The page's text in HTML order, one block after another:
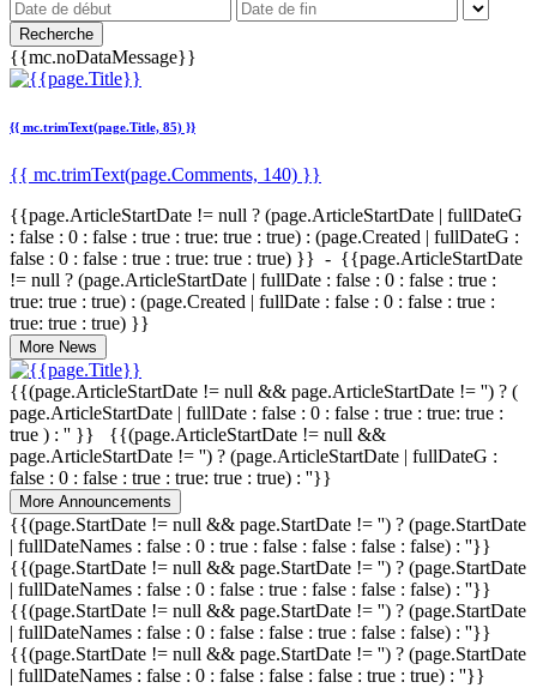
Recherche
{{mc.noDataMessage}}
{{ mc.trimText(page.Title, 85) }}
{{ mc.trimText(page.Comments, 140) }}
{{page.ArticleStartDate != null ? (page.ArticleStartDate | fullDateG
: false : 0 : false : true : true: true : true) : (page.Created | fullDateG :
false : 0 : false : true : true: true : true) }} - {{page.ArticleStartDate
!= null ? (page.ArticleStartDate | fullDate : false : 0 : false : true :
true: true : true) : (page.Created | fullDate : false : 0 : false : true :
true: true : true) }}
More News
{{(page.ArticleStartDate != null && page.ArticleStartDate != '') ? (
page.ArticleStartDate | fullDate : false : 0 : false : true : true: true :
true ) : '' }} {{(page.ArticleStartDate != null &&
page.ArticleStartDate != '') ? (page.ArticleStartDate | fullDateG :
false : 0 : false : true : true: true : true) : ''}}
More Announcements
{{(page.StartDate != null && page.StartDate != '') ? (page.StartDate
| fullDateNames : false : 0 : true : false : false : false : false) : ''}}
{{(page.StartDate != null && page.StartDate != '') ? (page.StartDate
| fullDateNames : false : 0 : false : true : false : false : false) : ''}}
{{(page.StartDate != null && page.StartDate != '') ? (page.StartDate
| fullDateNames : false : 0 : false : false : true : false : false) : ''}}
{{(page.StartDate != null && page.StartDate != '') ? (page.StartDate
| fullDateNames : false : 0 : false : false : false : true : true) : ''}}